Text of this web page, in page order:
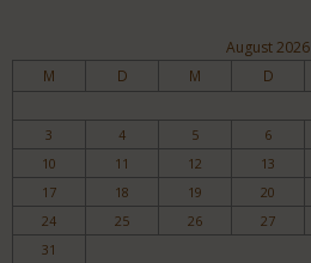
August 2026
M D M D
3
4 5 6
10
11 12 13
17
18 19 20
24
25 26 27
31